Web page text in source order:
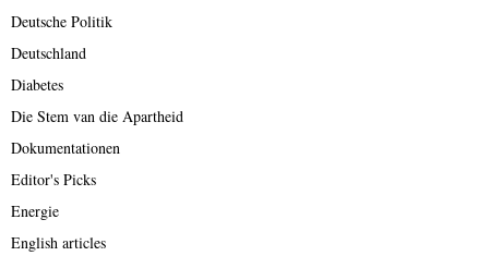
Deutsche Politik
Deutschland
Diabetes
Die Stem van die Apartheid
Dokumentationen
Editor's Picks
Energie
English articles